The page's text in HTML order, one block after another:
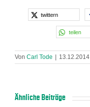
twittern
teilen
Von Carl Tode 13.12.2014
Ähnliche Beiträge